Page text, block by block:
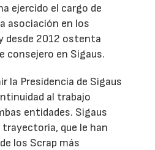
ejercido el cargo de
asociación en los
desde 2012 ostenta
consejero en Sigaus.
la Presidencia de Sigaus
al trabajo
entidades. Sigaus
trayectoria, que le han
los Scrap más